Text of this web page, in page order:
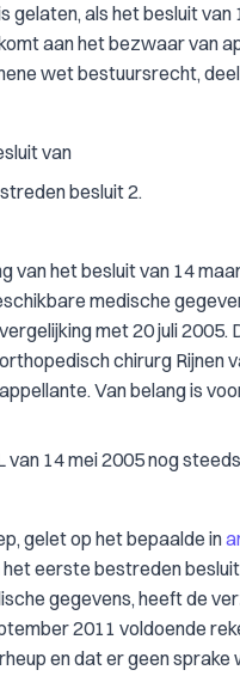
gelaten, als het besluit
aan het bezwaar van
wet bestuursrecht,
van
besluit 2.
van het besluit van 14
medische
met 20 juli
chirurg Rijnen
Van belang is
14 mei 2005 nog
gelet op het bepaalde in
eerste bestreden
gegevens, heeft de
2011 voldoende
en dat er geen